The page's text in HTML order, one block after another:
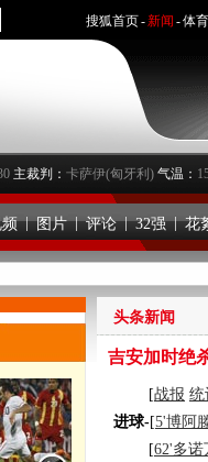
搜狐首页-新闻 -体育
主裁判： 卡萨伊(匈牙利)气温：
| 图片 | 评论 | 32强 | 花
头条新闻
吉安加时绝
[战报 统
进球-[5'博阿
[62'多诺